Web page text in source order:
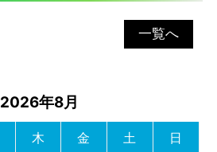
一覧へ
2026年8月
木 金 土 日